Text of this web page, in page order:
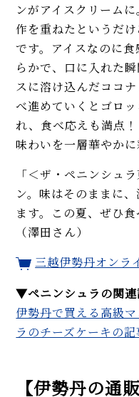
ンがアイスクリーム
作を重ねたというだ
です。アイスなのに
らかで、口に入れた
スに溶け込んだココ
べ進めていくとゴロ
れ、食べ応えも満点
味わいを一層華やかに
「＜ザ・ペニンシュ
ン。味はそのままに
ます。この夏、ぜひ
（澤田さん）
三越伊勢丹オンラ
▼ペニンシュラの関連
伊勢丹で買える高級
ラのチーズケーキの
【伊勢丹の通